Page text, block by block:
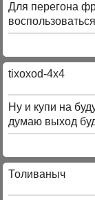
Для перегона
tixoxod-4x4
Ну и купи на
думаю выход
Толиваныч